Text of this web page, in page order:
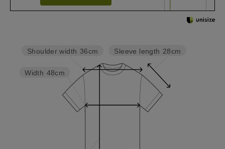
Sleeve length 28cm
Width 48cm
Shoulder width 36cm